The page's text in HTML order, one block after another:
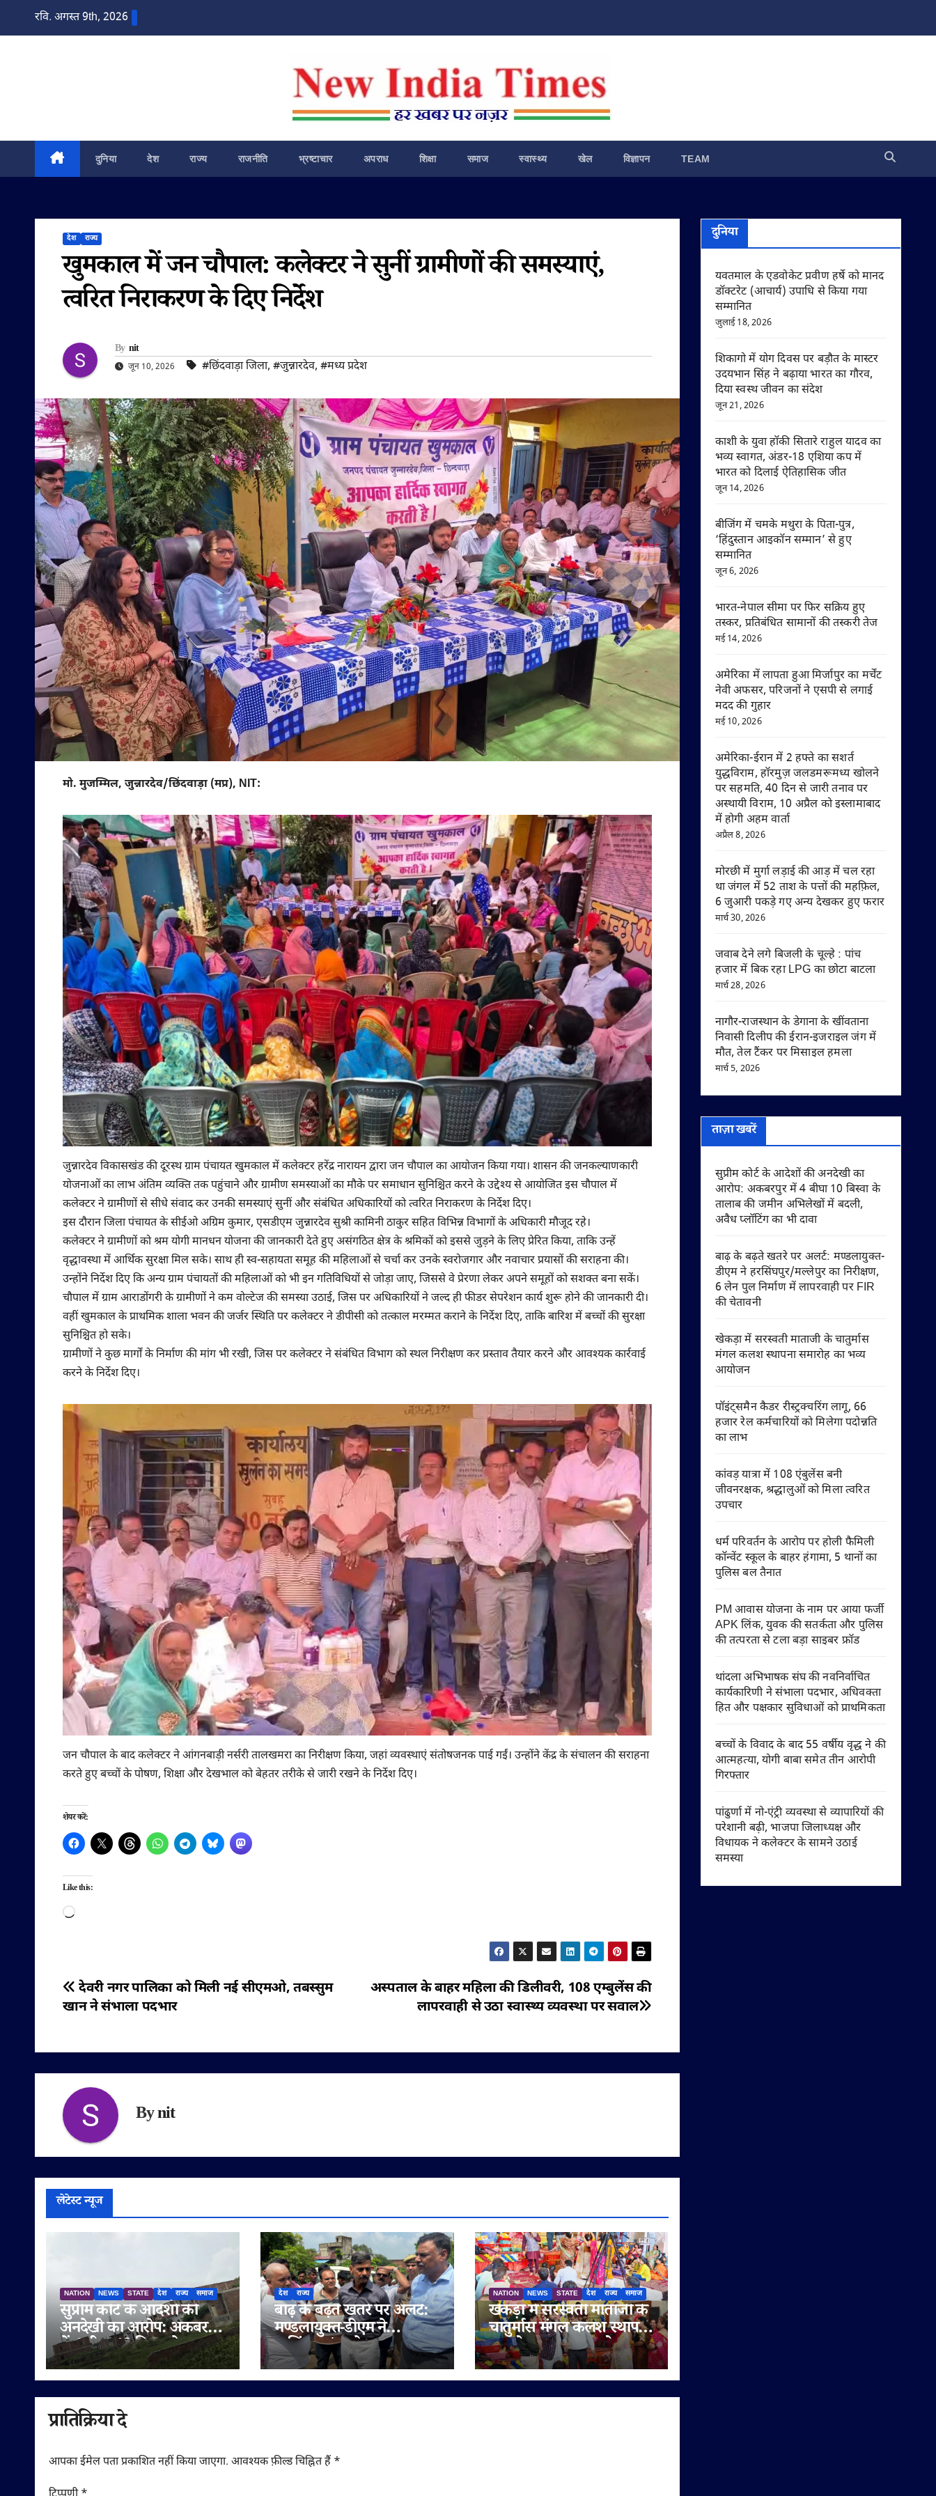
रवि. अगस्त 9th, 2026
दुनिया देश राज्य राजनीति भ्रष्टाचार अपराध शिक्षा समाज स्वास्थ्य खेल विज्ञापन TEAM
देश राज्य
खुमकाल में जन चौपाल: कलेक्टर ने सुनीं ग्रामीणों की समस्याएं,
त्वरित निराकरण के दिए निर्देश
By nit
जून 10, 2026 #छिंदवाड़ा जिला, #जुन्नारदेव, #मध्य प्रदेश
मो. मुजम्मिल, जुन्नारदेव/छिंदवाड़ा (मप्र), NIT:
जुन्नारदेव विकासखंड की दूरस्थ ग्राम पंचायत खुमकाल में कलेक्टर हरेंद्र नारायन द्वारा जन चौपाल का आयोजन किया गया। शासन की जनकल्याणकारी
योजनाओं का लाभ अंतिम व्यक्ति तक पहुंचाने और ग्रामीण समस्याओं का मौके पर समाधान सुनिश्चित करने के उद्देश्य से आयोजित इस चौपाल में
कलेक्टर ने ग्रामीणों से सीधे संवाद कर उनकी समस्याएं सुनीं और संबंधित अधिकारियों को त्वरित निराकरण के निर्देश दिए।
इस दौरान जिला पंचायत के सीईओ अग्रिम कुमार, एसडीएम जुन्नारदेव सुश्री कामिनी ठाकुर सहित विभिन्न विभागों के अधिकारी मौजूद रहे।
कलेक्टर ने ग्रामीणों को श्रम योगी मानधन योजना की जानकारी देते हुए असंगठित क्षेत्र के श्रमिकों को इससे जुड़ने के लिए प्रेरित किया, ताकि उन्हें
वृद्धावस्था में आर्थिक सुरक्षा मिल सके। साथ ही स्व-सहायता समूह की महिलाओं से चर्चा कर उनके स्वरोजगार और नवाचार प्रयासों की सराहना की।
उन्होंने निर्देश दिए कि अन्य ग्राम पंचायतों की महिलाओं को भी इन गतिविधियों से जोड़ा जाए, जिससे वे प्रेरणा लेकर अपने समूहों को सशक्त बना सकें।
चौपाल में ग्राम आराडोंगरी के ग्रामीणों ने कम वोल्टेज की समस्या उठाई, जिस पर अधिकारियों ने जल्द ही फीडर सेपरेशन कार्य शुरू होने की जानकारी दी।
वहीं खुमकाल के प्राथमिक शाला भवन की जर्जर स्थिति पर कलेक्टर ने डीपीसी को तत्काल मरम्मत कराने के निर्देश दिए, ताकि बारिश में बच्चों की सुरक्षा
सुनिश्चित हो सके।
ग्रामीणों ने कुछ मार्गों के निर्माण की मांग भी रखी, जिस पर कलेक्टर ने संबंधित विभाग को स्थल निरीक्षण कर प्रस्ताव तैयार करने और आवश्यक कार्रवाई
करने के निर्देश दिए।
जन चौपाल के बाद कलेक्टर ने आंगनबाड़ी नर्सरी तालखमरा का निरीक्षण किया, जहां व्यवस्थाएं संतोषजनक पाई गईं। उन्होंने केंद्र के संचालन की सराहना
करते हुए बच्चों के पोषण, शिक्षा और देखभाल को बेहतर तरीके से जारी रखने के निर्देश दिए।
शेयर करें:
Like this:
Loading…
पोस्ट
नेविगेशन
अस्पताल के बाहर महिला की डिलीवरी, 108 एम्बुलेंस की
लापरवाही से उठा स्वास्थ्य व्यवस्था पर सवाल
देवरी नगर पालिका को मिली नई सीएमओ, तबस्सुम
खान ने संभाला पदभार
Bynit
लेटेस्ट न्यूज
NATION NEWS STATE देश राज्य समाज
सुप्रीम कोर्ट के आदेशों की
अनदेखी का आरोप: अकबरपुर
में 4 बीघा 10 बिस्वा के तालाब
की जमीन अभिलेखों में बदली,
अवैध प्लॉटिंग का भी दावा
देश राज्य
बाढ़ के बढ़ते खतरे पर अलर्ट:
मण्डलायुक्त-डीएम ने
हरसिंघपुर/मल्लेपुर का
निरीक्षण, 6 लेन पुल निर्माण में
लापरवाही पर FIR की
चेतावनी
NATION NEWS STATE देश राज्य समाज
खेकड़ा में सरस्वती माताजी के
चातुर्मास मंगल कलश स्थापना
समारोह का भव्य आयोजन
प्रातिक्रिया दे
आपका ईमेल पता प्रकाशित नहीं किया जाएगा. आवश्यक फ़ील्ड चिह्नित हैं *
दुनिया
यवतमाल के एडवोकेट प्रवीण हर्षे को मानद
डॉक्टरेट (आचार्य) उपाधि से किया गया
सम्मानित
जुलाई 18, 2026
शिकागो में योग दिवस पर बड़ौत के मास्टर
उदयभान सिंह ने बढ़ाया भारत का गौरव,
दिया स्वस्थ जीवन का संदेश
जून 21, 2026
काशी के युवा हॉकी सितारे राहुल यादव का
भव्य स्वागत, अंडर-18 एशिया कप में
भारत को दिलाई ऐतिहासिक जीत
जून 14, 2026
बीजिंग में चमके मथुरा के पिता-पुत्र,
‘हिंदुस्तान आइकॉन सम्मान’ से हुए
सम्मानित
जून 6, 2026
भारत-नेपाल सीमा पर फिर सक्रिय हुए
तस्कर, प्रतिबंधित सामानों की तस्करी तेज
मई 14, 2026
अमेरिका में लापता हुआ मिर्जापुर का मर्चेंट
नेवी अफसर, परिजनों ने एसपी से लगाई
मदद की गुहार
मई 10, 2026
अमेरिका-ईरान में 2 हफ्ते का सशर्त
युद्धविराम, हॉरमुज़ जलडमरूमध्य खोलने
पर सहमति, 40 दिन से जारी तनाव पर
अस्थायी विराम, 10 अप्रैल को इस्लामाबाद
में होगी अहम वार्ता
अप्रैल 8, 2026
मोरछी में मुर्गा लड़ाई की आड़ में चल रहा
था जंगल में 52 ताश के पत्तों की महफ़िल,
6 जुआरी पकड़े गए अन्य देखकर हुए फरार
मार्च 30, 2026
जवाब देने लगे बिजली के चूल्हे : पांच
हजार में बिक रहा LPG का छोटा बाटला
मार्च 28, 2026
नागौर-राजस्थान के डेगाना के खींवताना
निवासी दिलीप की ईरान-इजराइल जंग में
मौत, तेल टैंकर पर मिसाइल हमला
मार्च 5, 2026
ताज़ा खबरें
सुप्रीम कोर्ट के आदेशों की अनदेखी का
आरोप: अकबरपुर में 4 बीघा 10 बिस्वा के
तालाब की जमीन अभिलेखों में बदली,
अवैध प्लॉटिंग का भी दावा
बाढ़ के बढ़ते खतरे पर अलर्ट: मण्डलायुक्त-
डीएम ने हरसिंघपुर/मल्लेपुर का निरीक्षण,
6 लेन पुल निर्माण में लापरवाही पर FIR
की चेतावनी
खेकड़ा में सरस्वती माताजी के चातुर्मास
मंगल कलश स्थापना समारोह का भव्य
आयोजन
पॉइंट्समैन कैडर रीस्ट्रक्चरिंग लागू, 66
हजार रेल कर्मचारियों को मिलेगा पदोन्नति
का लाभ
कांवड़ यात्रा में 108 एंबुलेंस बनी
जीवनरक्षक, श्रद्धालुओं को मिला त्वरित
उपचार
धर्म परिवर्तन के आरोप पर होली फैमिली
कॉन्वेंट स्कूल के बाहर हंगामा, 5 थानों का
पुलिस बल तैनात
PM आवास योजना के नाम पर आया फर्जी
APK लिंक, युवक की सतर्कता और पुलिस
की तत्परता से टला बड़ा साइबर फ्रॉड
थांदला अभिभाषक संघ की नवनिर्वाचित
कार्यकारिणी ने संभाला पदभार, अधिवक्ता
हित और पक्षकार सुविधाओं को प्राथमिकता
बच्चों के विवाद के बाद 55 वर्षीय वृद्ध ने की
आत्महत्या, योगी बाबा समेत तीन आरोपी
गिरफ्तार
पांढुर्णा में नो-एंट्री व्यवस्था से व्यापारियों की
परेशानी बढ़ी, भाजपा जिलाध्यक्ष और
विधायक ने कलेक्टर के सामने उठाई
समस्या